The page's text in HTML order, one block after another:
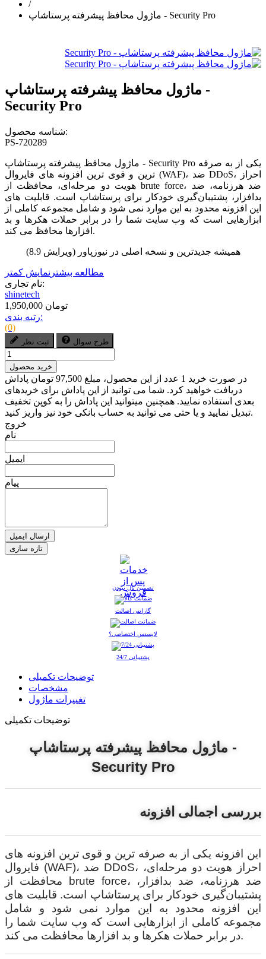
/
ماژول محافظ پیشرفته پرستاشاپ - Security Pro
ماژول محافظ پیشرفته پرستاشاپ -
Security Pro
شناسه محصول:
PS-720289
ماژول محافظ پیشرفته پرستاشاپ - Security Pro یکی از به صرفه
ترین و قوی ترین افزونه های فایروال (WAF)، ضد DDoS، احراز
هویت دو مرحله‌ای، محافظت از brute force، ضد هرزنامه، ضد
بدافزار، پشتیبان‌گیری خودکار برای پرستاشاپ است. قابلیت های
این افزونه محدود به این موارد نمی شود و شامل مجموعه کاملی از
ابزارهایی است که وب سایت شما را در برابر حملات هکرها و بد
افزارها محافظ می کند.
همیشه جدیدترین و نسخه اصلی در نیوزپاور (ویرایش 8.9)
مطالعه بیشتر نمایش کمتر
نام تجاری:
shinetech
1,950,000 تومان
رتبه بندی:
(0)
ثبت نظر طرح سوال
خرید محصول
در صورت خرید 1 عدد از این محصول، مبلغ 97,500 تومان پاداش
دریافت خواهید کرد. شما می توانید از این پاداش برای خریدهای
بعدی استفاده نمایید. همچنین میتوانید این پاداش را به کوپن تخفیف
تبدیل نمایید و یا حتی می توانید به حساب بانکی خود نیز واریز کنید.
خروج
نام
ایمیل
پیام
ارسال ایمیل
تضمین نال نبودن
گارانتی اصالت
لایسنس اختصاصی؟
پشتیبانی 24/7
توضیحات تکمیلی
مشخصات
تغییرات ماژول
توضیحات تکمیلی
ماژول محافظ پیشرفته پرستاشاپ -
Security Pro
بررسی اجمالی افزونه
این افزونه یکی از به صرفه ترین و قوی ترین افزونه های
فایروال (WAF)، ضد DDoS، احراز هویت دو مرحله‌ای،
محافظت از brute force، ضد هرزنامه، ضد بدافزار،
پشتیبان‌گیری خودکار برای پرستاشاپ است. قابلیت های
این افزونه محدود به این موارد نمی شود و شامل
مجموعه کاملی از ابزارهایی است که وب سایت شما را
در برابر حملات هکرها و بد افزارها محافظت می کند.